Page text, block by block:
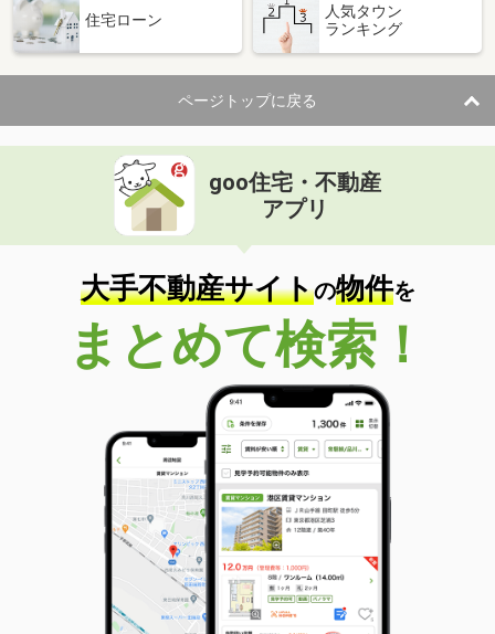
住宅ローン
人気タウン
ランキング
ページトップに戻る
goo住宅・不動産
アプリ
大手不動産サイトの物件を
まとめて検索！